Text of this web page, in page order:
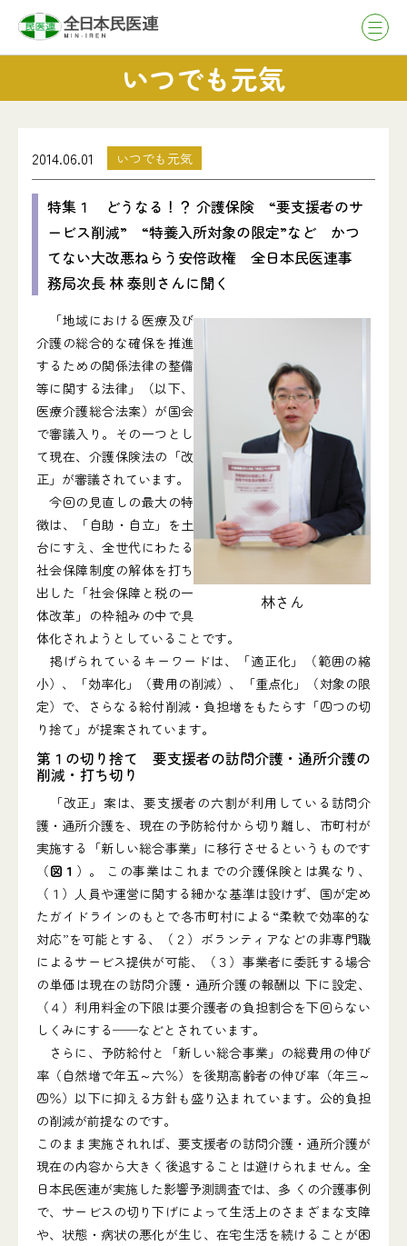
いつでも元気
2014.06.01 いつでも元気
特集１ どうなる！？ 介護保険 “要支援者のサ
ービス削減” “特養入所対象の限定”など かつ
てない大改悪ねらう安倍政権 全日本民医連事
務局次長 林 泰則さんに聞く
林さん
「地域における医療及び
介護の総合的な確保を推進
するための関係法律の整備
等に関する法律」（以下、
医療介護総合法案）が国会
で審議入り。その一つとし
て現在、介護保険法の「改
正」が審議されています。
今回の見直しの最大の特
徴は、「自助・自立」を土
台にすえ、全世代にわたる
社会保障制度の解体を打ち
出した「社会保障と税の一
体改革」の枠組みの中で具
体化されようとしていることです。
掲げられているキーワードは、「適正化」（範囲の縮
小）、「効率化」（費用の削減）、「重点化」（対象の限
定）で、さらなる給付削減・負担増をもたらす「四つの切
り捨て」が提案されています。
第１の切り捨て 要支援者の訪問介護・通所介護の
削減・打ち切り
「改正」案は、要支援者の六割が利用している訪問介
護・通所介護を、現在の予防給付から切り離し、市町村が
実施する「新しい総合事業」に移行させるというものです
（図１ ）。 この事業はこれまでの介護保険とは異なり、
（１）人員や運営に関する細かな基準は設けず、国が定め
たガイドラインのもとで各市町村による“柔軟で効率的な
対応”を可能とする、（２）ボランティアなどの非専門職
によるサービス提供が可能、（３）事業者に委託する場合
の単価は現在の訪問介護・通所介護の報酬以 下に設定、
（４）利用料金の下限は要介護者の負担割合を下回らない
しくみにする──などとされています。
さらに、予防給付と「新しい総合事業」の総費用の伸び
率（自然増で年五～六％）を後期高齢者の伸び率（年三～
四％）以下に抑える方針も盛り込まれています。公的負担
の削減が前提なのです。
このまま実施されれば、要支援者の訪問介護・通所介護が
現在の内容から大きく後退することは避けられません。全
日本民医連が実施した影響予測調査では、多 くの介護事例
で、サービスの切り下げによって生活上のさまざまな支障
や、状態・病状の悪化が生じ、在宅生活を続けることが困